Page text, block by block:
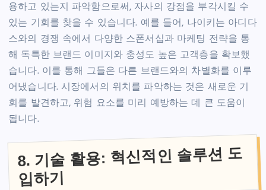
용하고 있는지 파악함으로써, 자사의 강점을 부각시킬 수
있는 기회를 찾을 수 있습니다. 예를 들어, 나이키는 아디다
스와의 경쟁 속에서 다양한 스폰서십과 마케팅 전략을 통
해 독특한 브랜드 이미지와 충성도 높은 고객층을 확보했
습니다. 이를 통해 그들은 다른 브랜드와의 차별화를 이루
어냈습니다. 시장에서의 위치를 파악하는 것은 새로운 기
회를 발견하고, 위험 요소를 미리 예방하는 데 큰 도움이
됩니다.
8. 기술 활용: 혁신적인 솔루션 도
입하기